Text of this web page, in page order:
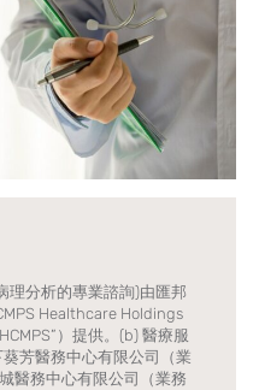
理分析的專業諮詢)由匯邦
Healthcare Holdings
）提供。(b) 醫療服
芳醫務中心有限公司（業
醫務中心有限公司（業務